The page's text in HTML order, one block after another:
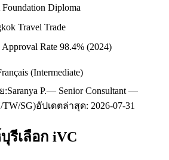
Diploma
Travel Trade
Rate 98.4% (2024)
(Intermediate)
:Saranya P.— Senior Consultant —
TW/SG)อัปเดตล่าสุด: 2026-07-31
รีเลือก iVC